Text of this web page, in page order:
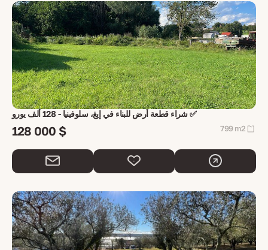
شراء قطعة أرض للبناء في إيغ، سلوفينيا - 128 ألف يورو ✅
128 000 $ 799 m2